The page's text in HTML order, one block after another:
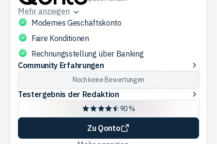
Mehr anzeigen
Modernes Geschäftskonto
Faire Konditionen
Rechnungsstellung über Banking
Community
Erfahrungen
Community Erfahrungen
Noch keine Bewertungen
Testergebnis
der
Redaktion
Testergebnis der Redaktion
90 %
Zu Qonto